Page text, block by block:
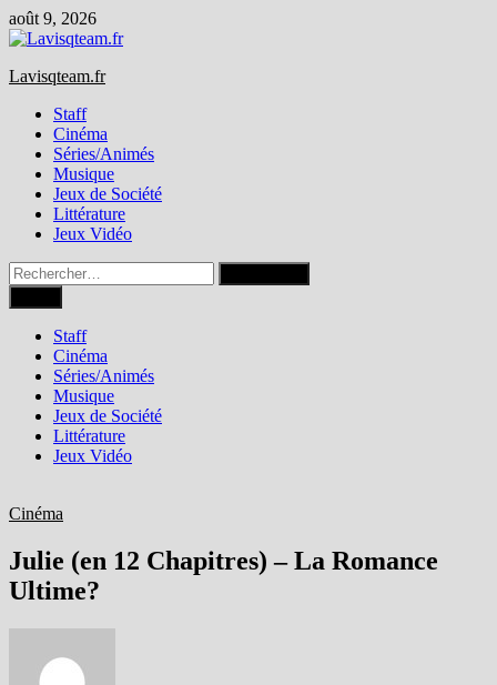
Passer
au
août 9, 2026
Lavisqteam.fr
Staff
Cinéma
Séries/Animés
Musique
Jeux de Société
Littérature
Jeux Vidéo
Rechercher :
Staff
Cinéma
Séries/Animés
Musique
Jeux de Société
Littérature
Jeux Vidéo
Cinéma
Julie (en 12 Chapitres) – La Romance
Ultime?